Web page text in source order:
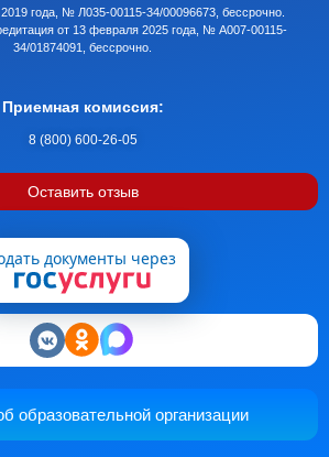
года, № Л035-00115-34/00096673, бессрочно.
от 13 февраля 2025 года, № А007-00115-
34/01874091, бессрочно.
Приемная комиссия:
8 (800) 600-26-05
Оставить отзыв
документы через
образовательной организации